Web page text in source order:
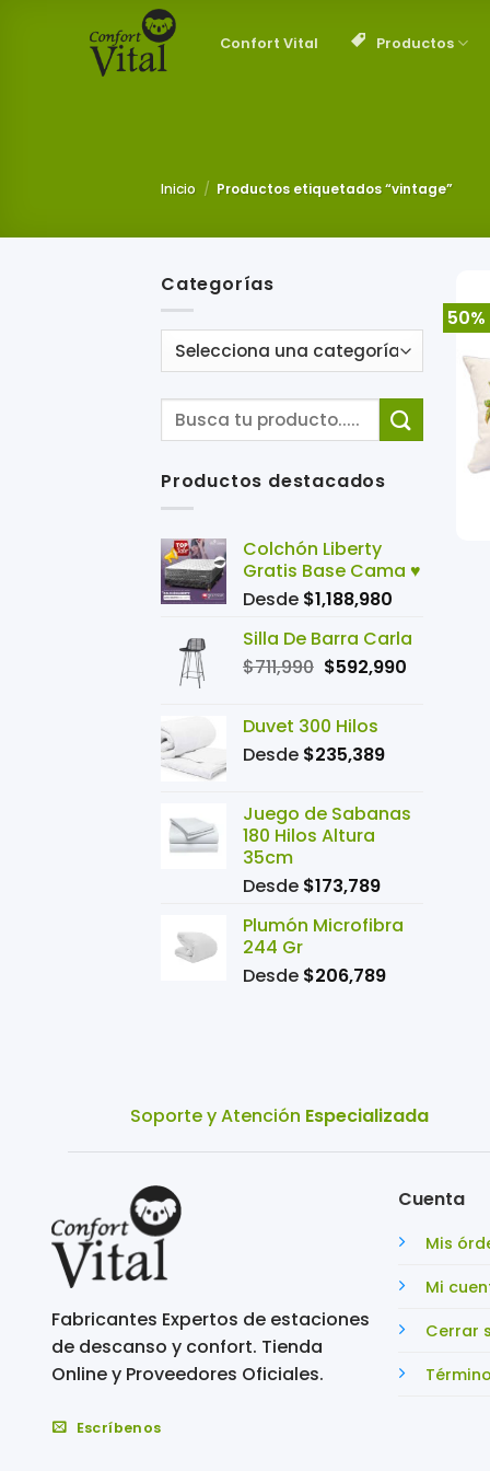
Confort Vital Productos
Inicio / Productos etiquetados “vintage”
Categorías
Productos destacados
Colchón Liberty
Gratis Base Cama ♥️
Desde $1,188,980
Silla De Barra Carla
$711,990 El
era:
$711,990.
$592,990El
Duvet 300 Hilos
Desde $235,389
Juego de Sabanas
180 Hilos Altura
35cm
Desde $173,789
Plumón Microfibra
244 Gr
Desde $206,789
50%
Soporte y Atención Especializada
Fabricantes Expertos de estaciones
de descanso y confort. Tienda
Online y Proveedores Oficiales.
Escríbenos
Cuenta
Mis
Mi
Cerrar